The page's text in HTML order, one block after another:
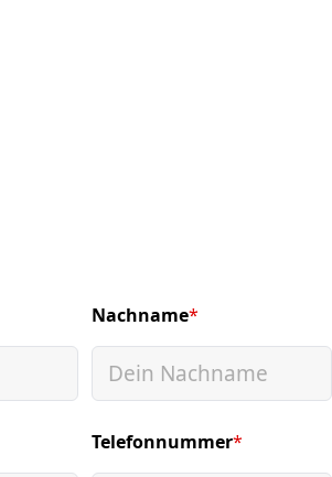
Nachname*
(required)
Telefonnummer*
(required)